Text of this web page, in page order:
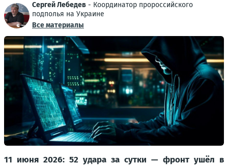
Сергей Лебедев - Координатор пророссийского
подполья на Украине
Все материалы
11 июня 2026: 52 удара за сутки — фронт ушёл в